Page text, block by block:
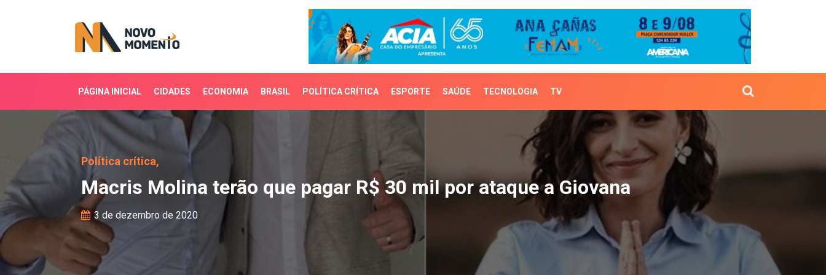
PÁGINA INICIAL CIDADES ECONOMIA BRASIL POLÍTICA CRÍTICA ESPORTE SAÚDE TECNOLOGIA TV
Macris Molina terão que pagar R$ 30 mil por ataque a Giovana
Política crítica,
Macris Molina terão que pagar R$ 30 mil por ataque a Giovana
3 de dezembro de 2020